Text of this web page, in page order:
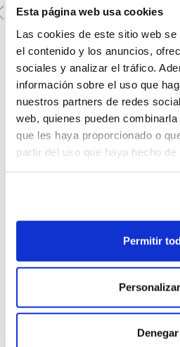
Esta página web usa cookies
Las cookies de este sitio web
el contenido y los anuncios,
sociales y analizar el tráfico.
información sobre el uso que
nuestros partners de redes
web, quienes pueden
que les haya proporcionado o
partir del uso que haya hecho
Permitir
Personalizar
Denegar
pueden medir simultáneamente
largo del tiempo.
Espectrofotómetro XD 7000,
644-713070
Envase: x u.
Disponibilidad:Ver stock
Mi precio: Comprar
Regístrate para
descargas
SDS/ Hoja de seguridad
Regístrate para
descargas